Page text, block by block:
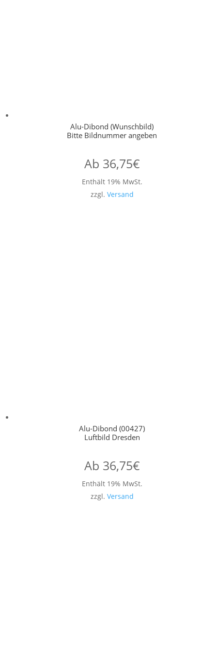
Alu-Dibond (Wunschbild)
Bitte Bildnummer angeben
Ab 36,75€
Enthält 19% MwSt.
zzgl. Versand
Alu-Dibond (00427)
Luftbild Dresden
Ab 36,75€
Enthält 19% MwSt.
zzgl. Versand